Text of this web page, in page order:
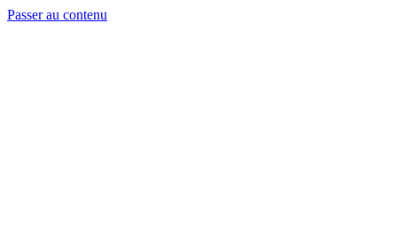
Passer au contenu